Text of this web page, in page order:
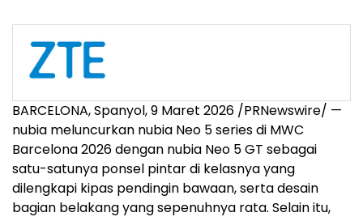
BARCELONA, Spanyol, 9 Maret 2026 /PRNewswire/ —
nubia meluncurkan nubia Neo 5 series di MWC
Barcelona 2026 dengan nubia Neo 5 GT sebagai
satu-satunya ponsel pintar di kelasnya yang
dilengkapi kipas pendingin bawaan, serta desain
bagian belakang yang sepenuhnya rata. Selain itu,